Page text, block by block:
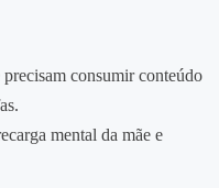
consumir conteúdo
mental da mãe e